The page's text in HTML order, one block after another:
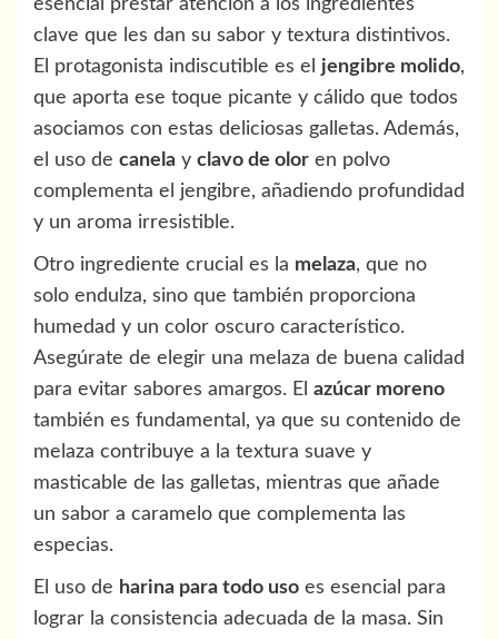
esencial prestar atención a los ingredientes
clave que les dan su sabor y textura distintivos.
El protagonista indiscutible es el jengibre molido,
que aporta ese toque picante y cálido que todos
asociamos con estas deliciosas galletas. Además,
el uso de canela y clavo de olor en polvo
complementa el jengibre, añadiendo profundidad
y un aroma irresistible.
Otro ingrediente crucial es la melaza, que no
solo endulza, sino que también proporciona
humedad y un color oscuro característico.
Asegúrate de elegir una melaza de buena calidad
para evitar sabores amargos. El azúcar moreno
también es fundamental, ya que su contenido de
melaza contribuye a la textura suave y
masticable de las galletas, mientras que añade
un sabor a caramelo que complementa las
especias.
El uso de harina para todo uso es esencial para
lograr la consistencia adecuada de la masa. Sin